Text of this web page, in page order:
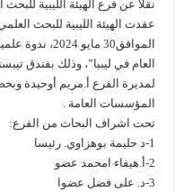
نقلا عن فرع الهيئة الليبية
عقدت الهيئة الليبية للبحث
الموافق30
العام في ليبيا”، وذلك بفندق
لمديرة الفرع أ.مريم أوحيدة
المؤسسات العامة .
تحت اشراف البحاث من الفرع:
1-د حليمة بوهزاوي. رئيسا
2-أ.هيفاء امحمد عضو
3-د. على فضل عضوا